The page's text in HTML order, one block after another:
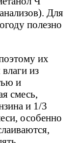
Для
полезно
их
из
и
смесь,
и 1/3
особенно